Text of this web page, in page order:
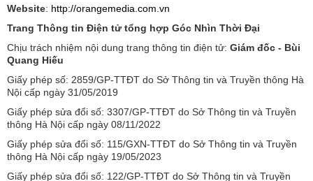
Website: http://orangemedia.com.vn
Trang Thông tin Điện tử tổng hợp Góc Nhìn Thời Đại
Chịu trách nhiệm nội dung trang thông tin điện tử: Giám đốc - Bùi
Quang Hiếu
Giấy phép số: 2859/GP-TTĐT do Sở Thông tin và Truyền thông Hà
Nội cấp ngày 31/05/2019
Giấy phép sửa đổi số: 3307/GP-TTĐT do Sở Thông tin và Truyền
thông Hà Nội cấp ngày 08/11/2022
Giấy phép sửa đổi số: 115/GXN-TTĐT do Sở Thông tin và Truyền
thông Hà Nội cấp ngày 19/05/2023
Giấy phép sửa đổi số: 122/GP-TTĐT do Sở Thông tin và Truyền